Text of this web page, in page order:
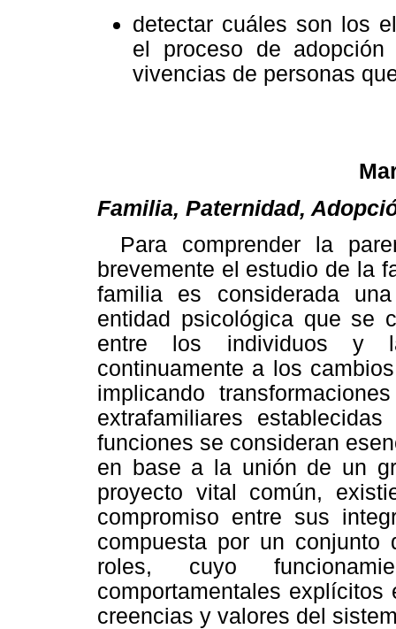
detectar cuáles son los
el proceso de
vivencias de personas
Familia, Paternidad,
Para comprender la
brevemente el estudio de la
familia es considerada
entidad psicológica que se
entre los individuos y
continuamente a los
implicando
extrafamiliares establecidas
funciones se consideran
en base a la unión de un
proyecto vital común,
compromiso entre sus
compuesta por un conjunto
roles, cuyo
comportamentales
creencias y valores del